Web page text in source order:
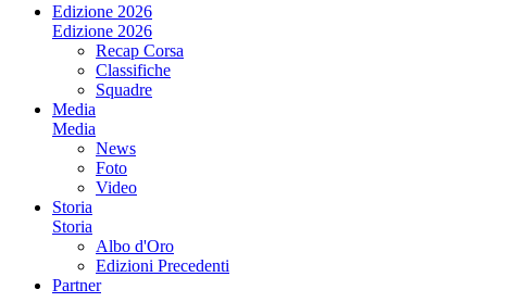
Edizione 2026
Edizione 2026
Recap Corsa
Classifiche
Squadre
Media
Media
News
Foto
Video
Storia
Storia
Albo d'Oro
Edizioni Precedenti
Partner